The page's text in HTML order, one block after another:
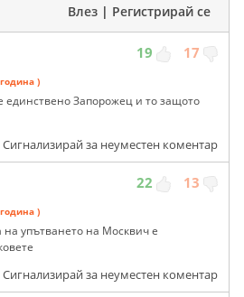
Влез | Регистрирай се
19 17
)
Запорожец и то защото
Сигнализирай за неуместен коментар
22 13
)
упътването на Москвич е
Сигнализирай за неуместен коментар